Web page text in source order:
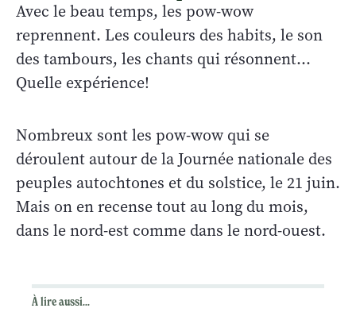
Avec le beau temps, les pow-wow
reprennent. Les couleurs des habits, le son
des tambours, les chants qui résonnent…
Quelle expérience!
Nombreux sont les pow-wow qui se
déroulent autour de la Journée nationale des
peuples autochtones et du solstice, le 21 juin.
Mais on en recense tout au long du mois,
dans le nord-est comme dans le nord-ouest.
À lire aussi...